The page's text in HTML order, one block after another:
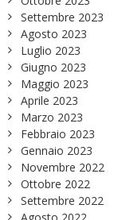
Settembre 2023
Agosto 2023
Luglio 2023
Giugno 2023
Maggio 2023
Aprile 2023
Marzo 2023
Febbraio 2023
Gennaio 2023
Novembre 2022
Ottobre 2022
Settembre 2022